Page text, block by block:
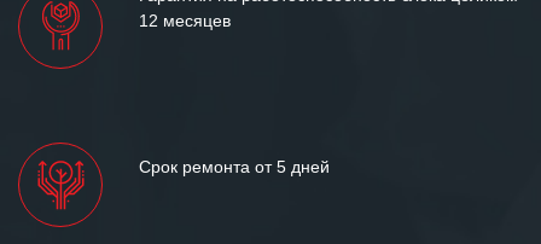
12 месяцев
Срок ремонта от 5 дней